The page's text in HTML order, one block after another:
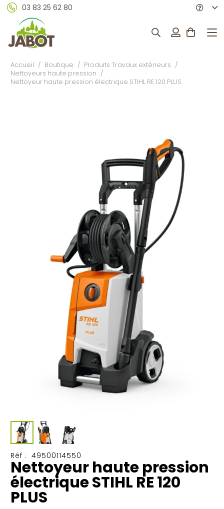
03 83 25 62 80
Accueil / Boutique / Produits Travaux extérieurs /
Nettoyeurs haute pression /
Nettoyeur haute pression électrique STIHL RE 120 PLUS
Réf : 49500114550
Nettoyeur haute pression
électrique STIHL RE 120
PLUS